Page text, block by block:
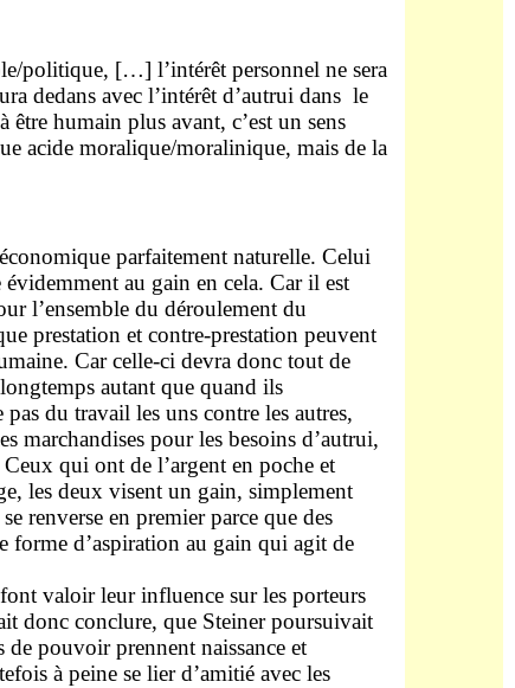
politique, […] l’intérêt personnel ne sera
dedans avec l’intérêt d’autrui dans le
humain plus avant, c’est un sens
acide moralique/moralinique, mais de la
parfaitement naturelle. Celui
au gain en cela. Car il est
l’ensemble du déroulement du
prestation et contre-prestation peuvent
Car celle-ci devra donc tout de
autant que quand ils
du travail les uns contre les autres,
marchandises pour les besoins d’autrui,
qui ont de l’argent en poche et
les deux visent un gain, simplement
renverse en premier parce que des
forme d’aspiration au gain qui agit de
valoir leur influence sur les porteurs
donc conclure, que Steiner poursuivait
pouvoir prennent naissance et
à peine se lier d’amitié avec les